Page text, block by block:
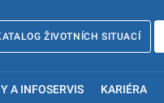
ŽIVOTNÍCH SITUACÍ
A INFOSERVIS KARIÉRA